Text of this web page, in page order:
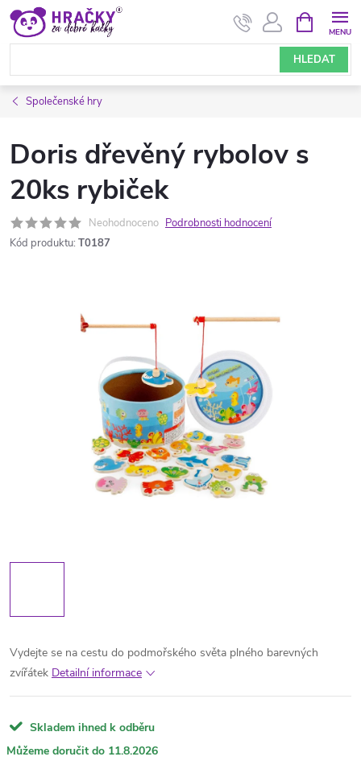
Přejít
obsah
HLEDAT
NÁKUPNÍ
KOŠÍK
Společenské hry
Doris dřevěný rybolov s
20ks rybiček
Neohodnoceno Podrobnosti hodnocení
Kód produktu: T0187
Vydejte se na cestu do podmořského světa plného barevných
zvířátek Detailní informace
Skladem ihned k odběru
11.8.2026